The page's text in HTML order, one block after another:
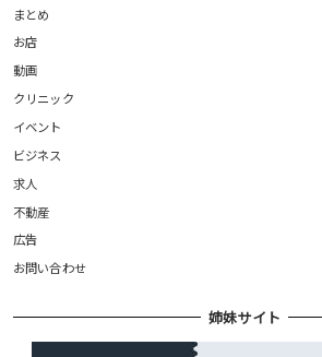
まとめ
お店
動画
クリニック
イベント
ビジネス
求人
不動産
広告
お問い合わせ
姉妹サイト